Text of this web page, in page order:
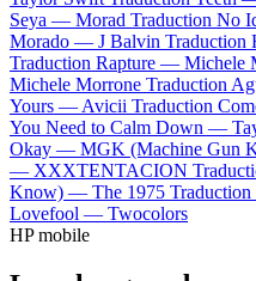
Seya — Morad Traduction No
Morado — J Balvin
Traduction Rapture — Michele
Michele Morrone Traduction
Yours — Avicii Traduction
You Need to Calm Down —
Okay — MGK (Machine Gun
— XXXTENTACION
Know) — The 1975
Lovefool — Twocolors
HP mobile